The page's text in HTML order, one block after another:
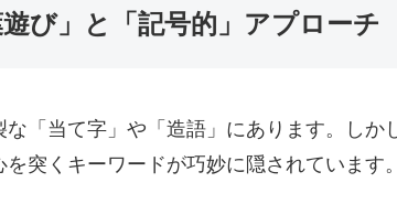
び」と「記号的」アプローチ
「当て字」や「造語」にあります。しか
突くキーワードが巧妙に隠されています。